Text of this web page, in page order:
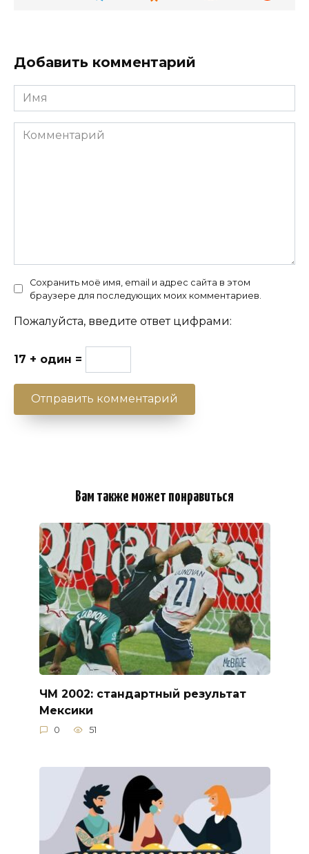
Добавить комментарий
Имя
Комментарий
Сохранить моё имя, email и адрес сайта в этом
браузере для последующих моих комментариев.
Пожалуйста, введите ответ цифрами:
17 + один =
Вам также может понравиться
ЧМ 2002: стандартный результат
Мексики
0 51